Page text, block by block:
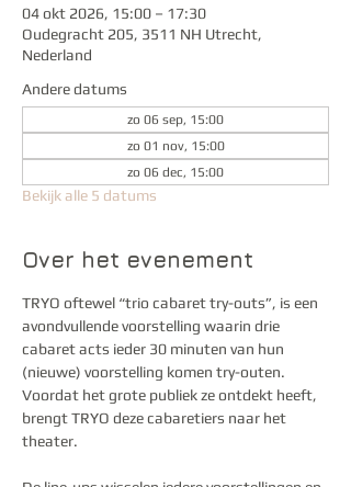
04 okt 2026, 15:00 – 17:30
Oudegracht 205, 3511 NH Utrecht,
Nederland
Andere datums
zo 06 sep, 15:00
zo 01 nov, 15:00
zo 06 dec, 15:00
Bekijk alle 5 datums
Over het evenement
TRYO oftewel “trio cabaret try-outs”, is een
avondvullende voorstelling waarin drie
cabaret acts ieder 30 minuten van hun
(nieuwe) voorstelling komen try-outen.
Voordat het grote publiek ze ontdekt heeft,
brengt TRYO deze cabaretiers naar het
theater.